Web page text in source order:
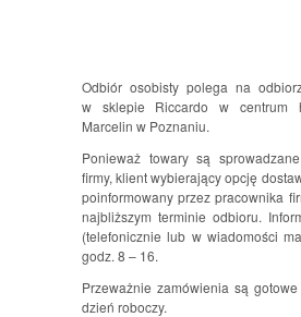
Odbiór osobisty polega na
w sklepie Riccardo w centrum
Marcelin w Poznaniu.
Ponieważ towary są
firmy, klient wybierający opcję
poinformowany przez pracownika
najbliższym terminie odbioru.
(telefonicznie lub w wiadomości
godz. 8 – 16.
Przeważnie zamówienia są
dzień roboczy.